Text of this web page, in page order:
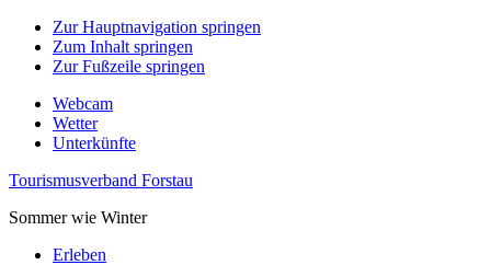
Zur Hauptnavigation springen
Zum Inhalt springen
Zur Fußzeile springen
Webcam
Wetter
Unterkünfte
Tourismusverband Forstau
Sommer wie Winter
Erleben